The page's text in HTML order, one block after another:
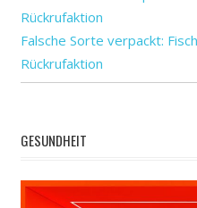
Falsche Sorte verpackt:
Rückrufaktion
GESUNDHEIT